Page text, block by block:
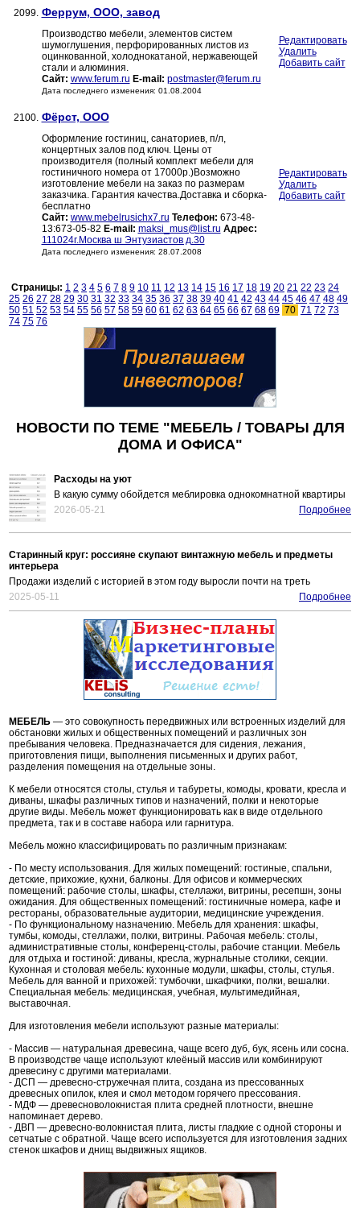
2099. Феррум, ООО, завод
Производство мебели, элементов систем
шумоглушения, перфорированных листов из
оцинкованной, холоднокатаной, нержавеющей
стали и алюминия.
Сайт: www.ferum.ru E-mail: postmaster@ferum.ru
Дата последнего изменения: 01.08.2004
Редактировать
Удалить
Добавить сайт
2100. Фёрст, ООО
Оформление гостиниц, санаториев, п/л,
концертных залов под ключ. Цены от
производителя (полный комплект мебели для
гостиничного номера от 17000р.)Возможно
изготовление мебели на заказ по размерам
заказчика. Гарантия качества.Доставка и сборка-
бесплатно
Сайт: www.mebelrusichх7.ru Телефон: 673-48-
13:673-05-82 E-mail: maksi_mus@list.ru Адрес:
111024г.Москва ш Энтузиастов д.30
Дата последнего изменения: 28.07.2008
Редактировать
Удалить
Добавить сайт
Страницы: 1 2 3 4 5 6 7 8 9 10 11 12 13 14 15 16 17 18 19 20 21 22 23 24
25 26 27 28 29 30 31 32 33 34 35 36 37 38 39 40 41 42 43 44 45 46 47 48 49
50 51 52 53 54 55 56 57 58 59 60 61 62 63 64 65 66 67 68 69 70 71 72 73
74 75 76
НОВОСТИ ПО ТЕМЕ "МЕБЕЛЬ / ТОВАРЫ ДЛЯ
ДОМА И ОФИСА"
Расходы на уют
В какую сумму обойдется меблировка однокомнатной квартиры
2026-05-21
Подробнее
Старинный круг: россияне скупают винтажную мебель и предметы
интерьера
Продажи изделий с историей в этом году выросли почти на треть
2025-05-11
Подробнее
МЕБЕЛЬ — это совокупность передвижных или встроенных изделий для
обстановки жилых и общественных помещений и различных зон
пребывания человека. Предназначается для сидения, лежания,
приготовления пищи, выполнения письменных и других работ,
разделения помещения на отдельные зоны.
К мебели относятся столы, стулья и табуреты, комоды, кровати, кресла и
диваны, шкафы различных типов и назначений, полки и некоторые
другие виды. Мебель может функционировать как в виде отдельного
предмета, так и в составе набора или гарнитура.
Мебель можно классифицировать по различным признакам:
- По месту использования. Для жилых помещений: гостиные, спальни,
детские, прихожие, кухни, балконы. Для офисов и коммерческих
помещений: рабочие столы, шкафы, стеллажи, витрины, ресепшн, зоны
ожидания. Для общественных помещений: гостиничные номера, кафе и
рестораны, образовательные аудитории, медицинские учреждения.
- По функциональному назначению. Мебель для хранения: шкафы,
тумбы, комоды, стеллажи, полки, витрины. Рабочая мебель: столы,
административные столы, конференц-столы, рабочие станции. Мебель
для отдыха и гостиной: диваны, кресла, журнальные столики, секции.
Кухонная и столовая мебель: кухонные модули, шкафы, столы, стулья.
Мебель для ванной и прихожей: тумбочки, шкафчики, полки, вешалки.
Специальная мебель: медицинская, учебная, мультимедийная,
выставочная.
Для изготовления мебели используют разные материалы:
- Массив — натуральная древесина, чаще всего дуб, бук, ясень или сосна.
В производстве чаще используют клеёный массив или комбинируют
древесину с другими материалами.
- ДСП — древесно-стружечная плита, создана из прессованных
древесных опилок, клея и смол методом горячего прессования.
- МДФ — древесноволокнистая плита средней плотности, внешне
напоминает дерево.
- ДВП — древесно-волокнистая плита, листы гладкие с одной стороны и
сетчатые с обратной. Чаще всего используется для изготовления задних
стенок шкафов и днищ выдвижных ящиков.